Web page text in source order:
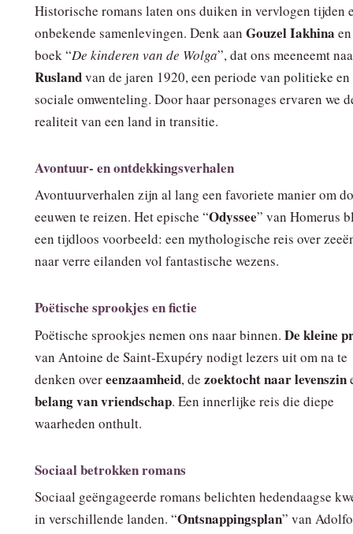
Historische romans laten ons duiken in vervlogen tijden
onbekende samenlevingen. Denk aan Gouzel Iakhina
boek “De kinderen van de Wolga”, dat ons meeneemt
Ruslandvan de jaren 1920, een periode van politieke en
sociale omwenteling. Door haar personages ervaren we
realiteit van een land in transitie.
Avontuur- en ontdekkingsverhalen
Avontuurverhalen zijn al lang een favoriete manier om
eeuwen te reizen. Het epische “Odyssee” van Homerus
een tijdloos voorbeeld: een mythologische reis over
naar verre eilanden vol fantastische wezens.
Poëtische sprookjes en fictie
Poëtische sprookjes nemen ons naar binnen. De kleine
van Antoine de Saint‑Exupéry nodigt lezers uit om na te
denken overeenzaamheid, de zoektocht naar levenszin
belang van vriendschap. Een innerlijke reis die diepe
waarheden onthult.
Sociaal betrokken romans
Sociaal geëngageerde romans belichten hedendaagse
in verschillende landen. “Ontsnappingsplan” van